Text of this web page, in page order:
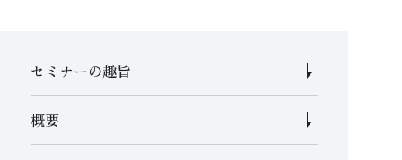
セミナーの趣旨
概要